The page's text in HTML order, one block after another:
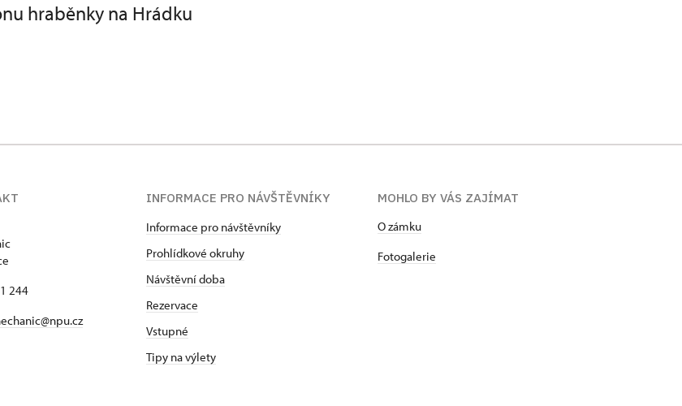
hraběnky na Hrádku
244
INFORMACE PRO NÁVŠTĚVNÍKY
Informace pro návštěvníky
Prohlídkové okruhy
Návštěvní doba
Rezervace
Vstupné
Tipy na výlety
MOHLO BY VÁS ZAJÍMAT
O zámku
Fotogalerie